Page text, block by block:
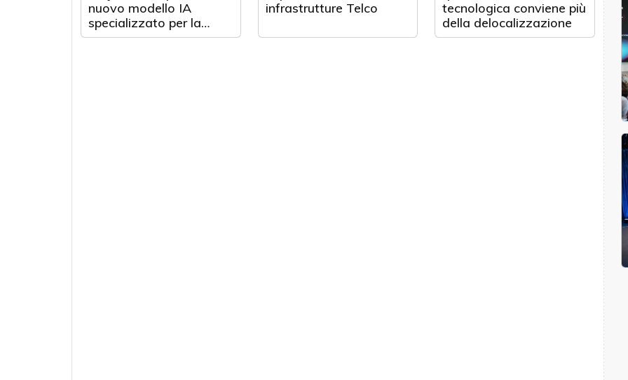
nuovo modello IA
specializzato per la
cybersecurity
infrastrutture Telco
tecnologica conviene più
della delocalizzazione